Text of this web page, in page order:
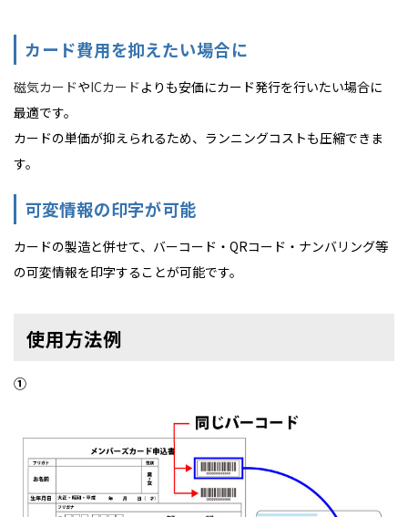
カード費用を抑えたい場合に
磁気カードやICカード よりも安価にカード発行を行いたい場合に
最適です。
カードの単価が抑えられるため、ランニングコストも圧縮できま
す。
可変情報の印字が可能
カードの製造と併せて、バーコード・QRコード・ナンバリング等
の可変情報を印字することが可能です。
使用方法例
①